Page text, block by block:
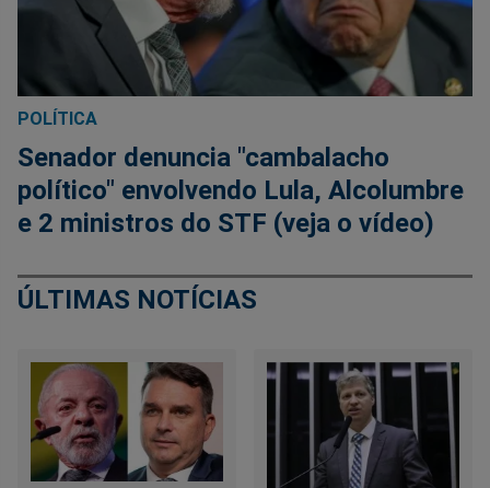
POLÍTICA
Senador denuncia "cambalacho
político" envolvendo Lula, Alcolumbre
e 2 ministros do STF (veja o vídeo)
ÚLTIMAS NOTÍCIAS